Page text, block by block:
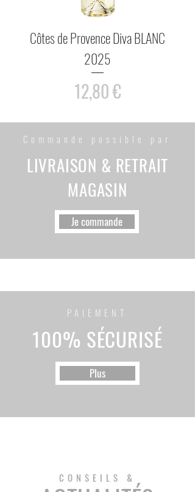
Côtes de Provence Diva BLANC
2025
Prix
12,80 €
Commande possible par
LIVRAISON & RETRAIT
MAGASIN
Je commande
PAIEMENT
100% SÉCURISÉ
Plus
CONSEILS &